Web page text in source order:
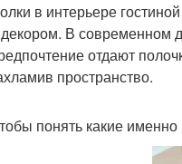
в интерьере
В современном
отдают
пространство.
понять какие именно